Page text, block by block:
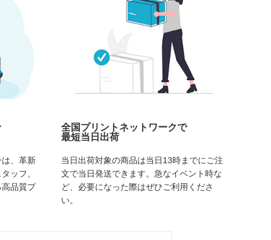
、革新
ッフ、
品質プ
全国プリントネットワークで
最短当日出荷
当日出荷対象の商品は当日13時までにご注
文で当日発送できます。急なイベント時な
ど、必要になった際はぜひご利用くださ
い。